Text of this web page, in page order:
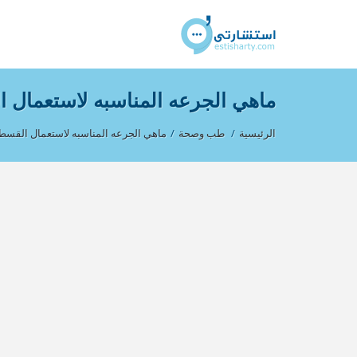
ماهي الجرعه المناسبه
الرئيسية / طب وصحة / ماهي الجرعه المناسبه لاستعمال